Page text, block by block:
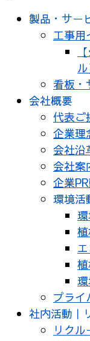
製品・サー
工事用
ル
看板・
会社概要
代表ご
企業理
会社沿
会社案
企業
環境活
プライ
社内活動｜
リクル